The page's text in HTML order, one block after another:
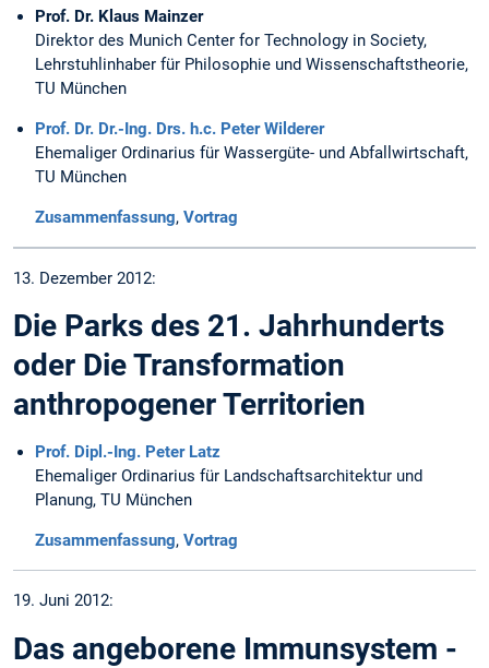
Prof. Dr. Klaus Mainzer
Direktor des Munich Center for Technology in Society,
Lehrstuhlinhaber für Philosophie und Wissenschaftstheorie,
TU München
Prof. Dr. Dr.-Ing. Drs. h.c. Peter Wilderer
Ehemaliger Ordinarius für Wassergüte- und Abfallwirtschaft,
TU München
Zusammenfassung, Vortrag
13. Dezember 2012:
Die Parks des 21. Jahrhunderts
oder Die Transformation
anthropogener Territorien
Prof. Dipl.-Ing. Peter Latz
Ehemaliger Ordinarius für Landschaftsarchitektur und
Planung, TU München
Zusammenfassung, Vortrag
19. Juni 2012:
Das angeborene Immunsystem -